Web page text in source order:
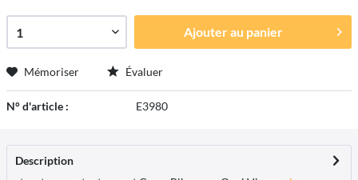
Ajouter au panier
Mémoriser Évaluer
N° d'article : E3980
Description